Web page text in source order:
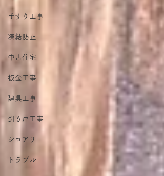
手すり工事
凍結防止
中古住宅
板金工事
建具工事
引き戸工事
シロアリ
トラブル